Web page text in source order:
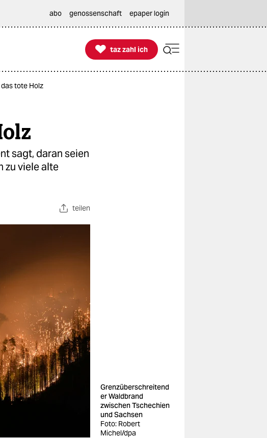
abo genossenschaft epaper login

taz zahl ich
taz zahl ich
tote Holz
sagt, daran seien
zu viele alte
teilen
Grenzüberschreitend
er Waldbrand
zwischen Tschechien
und Sachsen
Foto: Robert
Michel/dpa